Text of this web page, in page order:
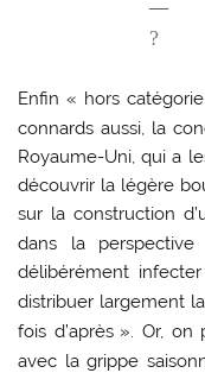
?
Enfin « hors catégorie
connards aussi, la
Royaume-Uni, qui a
découvrir la légère
sur la construction
dans la perspective
délibérément
distribuer largement
fois d’après ». Or, on
avec la grippe